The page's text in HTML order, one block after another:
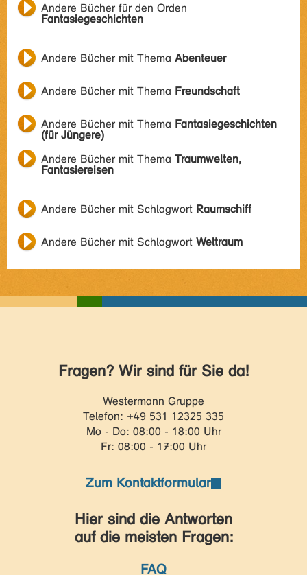
Andere Bücher für den Orden
Fantasiegeschichten
Andere Bücher mit Thema Abenteuer
Andere Bücher mit Thema Freundschaft
Andere Bücher mit Thema Fantasiegeschichten
(für Jüngere)
Andere Bücher mit Thema Traumwelten,
Fantasiereisen
Andere Bücher mit Schlagwort Raumschiff
Andere Bücher mit Schlagwort Weltraum